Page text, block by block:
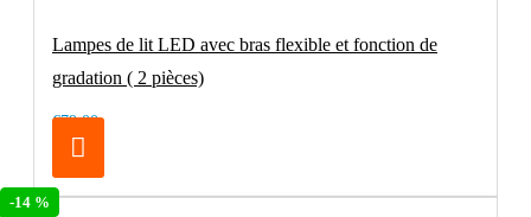
-14 %
Lampes de lit LED avec bras flexible et fonction de
gradation ( 2 pièces)
€79.00